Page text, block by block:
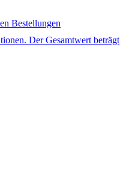
Bestellungen
Der Gesamtwert beträgt